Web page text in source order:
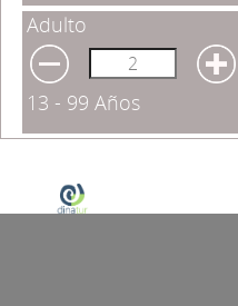
Adulto
13 - 99 Años